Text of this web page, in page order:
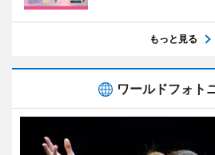
もっと見る
ワールドフォト